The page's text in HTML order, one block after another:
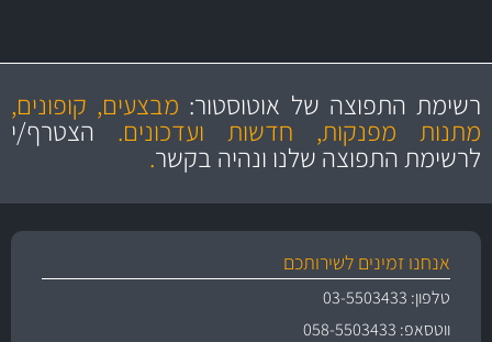
מקצועיות
ושירות מצויין
מחירים
הוגנים
והיצע מוצרים איכותירשימת התפוצה של אוטוסטור: מבצעים, קופונים,
מתנות מפנקות, חדשות ועדכונים.הצטרף/י
לרשימת התפוצה שלנו ונהיה בקשר.
אנחנו זמינים לשירותכם
טלפון: 03-5503433
ווטסאפ: 058-5503433